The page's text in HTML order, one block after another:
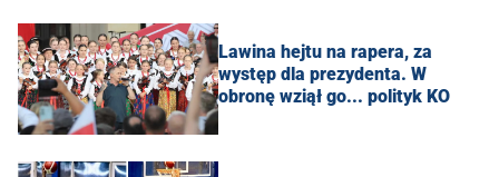
Lawina hejtu na rapera, za
występ dla prezydenta. W
obronę wziął go... polityk KO